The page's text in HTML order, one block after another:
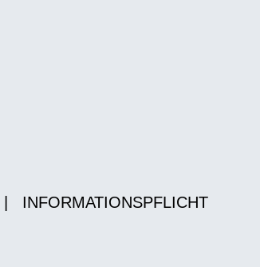
INFORMATIONSPFLICHT